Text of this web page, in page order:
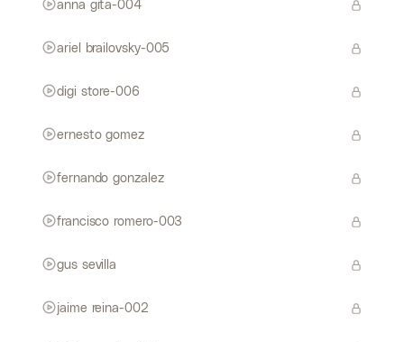
anna gita-004
ariel brailovsky-005
digi store-006
ernesto gomez
fernando gonzalez
francisco romero-003
gus sevilla
jaime reina-002